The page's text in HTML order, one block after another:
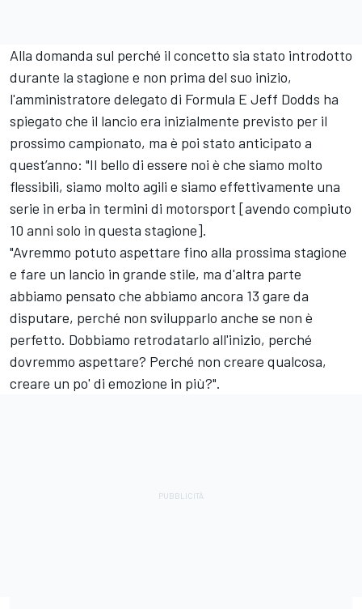
Alla domanda sul perché il concetto sia stato introdotto
durante la stagione e non prima del suo inizio,
l'amministratore delegato di Formula E Jeff Dodds ha
spiegato che il lancio era inizialmente previsto per il
prossimo campionato, ma è poi stato anticipato a
quest’anno: "Il bello di essere noi è che siamo molto
flessibili, siamo molto agili e siamo effettivamente una
serie in erba in termini di motorsport [avendo compiuto
10 anni solo in questa stagione].
"Avremmo potuto aspettare fino alla prossima stagione
e fare un lancio in grande stile, ma d'altra parte
abbiamo pensato che abbiamo ancora 13 gare da
disputare, perché non svilupparlo anche se non è
perfetto. Dobbiamo retrodatarlo all'inizio, perché
dovremmo aspettare? Perché non creare qualcosa,
creare un po' di emozione in più?".